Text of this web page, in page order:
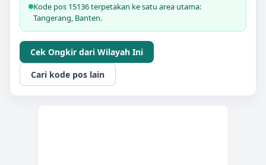
Kode pos 15136 terpetakan ke satu area utama:
Tangerang, Banten.
Cek Ongkir dari Wilayah Ini
Cari kode pos lain